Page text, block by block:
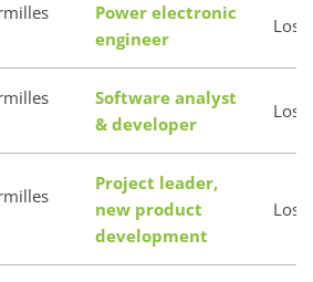
Power electronic
engineer
Software analyst
& developer
Project leader,
new product
development